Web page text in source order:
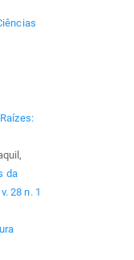
Raízes:
da
28 n. 1